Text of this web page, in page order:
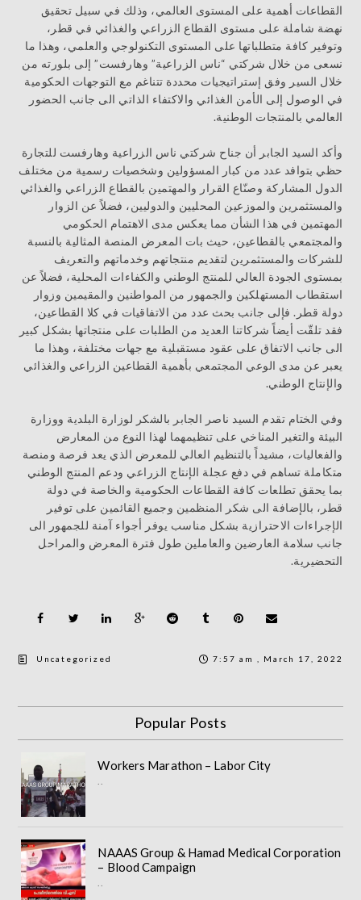
القطاعات أهمية على المستوى العالمي، وذلك في سبيل تحقيق
نهضة شاملة على مستوى القطاع الزراعي والغذائي في قطر،
وتوفير كافة متطلباتها على المستوى التكنولوجي والعلمي، وهذا ما
نسعى من خلال شركتي “ناس الزراعية” وهارفست” إلى بلورته من
خلال السير وفق إستراتيجيات محددة تتناغم مع التوجهات الحكومية
في الوصول إلى الأمن الغذائي والاكتفاء الذاتي الى جانب الحضور
العالمي بالمنتجات الوطنية.
وأكد السيد الجابر أن جناح شركتي ناس الزراعية وهارفست للتجارة
حظي بتوافد عدد من كبار المسؤولين وشخصيات رسمية من مختلف
الدول المشاركة وصنّاع القرار والمهتمين بالقطاع الزراعي والغذائي
والمستثمرين والموزعين المحليين والدوليين، فضلاً عن الزوار
المهتمين في هذا الشأن مما يعكس مدى الاهتمام الحكومي
والمجتمعي بالقطاعين، حيث بات المعرض المنصة المثالية بالنسبة
للشركات والمستثمرين لتقديم منتجاتهم وخدماتهم والتعريف
بمستوى الجودة العالي للمنتج الوطني والكفاءات المحلية، فضلاً عن
استقطاب المستهلكين والجمهور من المواطنين والمقيمين وزوار
دولة قطر. فإلى جانب بحث عدد من الاتفاقيات في كلا القطاعين،
فقد تلقّت أيضاً شركاتنا العديد من الطلبات على منتجاتها بشكل كبير
الى جانب الاتفاق على عقود مستقبلية مع جهات مختلفة، وهذا ما
يعبر عن مدى الوعي المجتمعي بأهمية القطاعين الزراعي والغذائي
والإنتاج الوطني.
وفي الختام تقدم السيد ناصر الجابر بالشكر لوزارة البلدية ووزارة
البيئة والتغير المناخي على تنظيمهما لهذا النوع من المعارض
والفعاليات، مشيداً بالتنظيم العالي للمعرض الذي يعد فرصة ومنصة
متكاملة تساهم في دفع عجلة الإنتاج الزراعي ودعم المنتج الوطني
بما يحقق تطلعات كافة القطاعات الحكومية والخاصة في دولة
قطر، بالإضافة الى شكر المنظمين وجميع القائمين على توفير
الإجراءات الاحترازية بشكل مناسب يوفر أجواء آمنة للجمهور الى
جانب سلامة العارضين والعاملين طول فترة المعرض والمراحل
التحضيرية.
Uncategorized 7:57 am , March 17, 2022
Popular Posts
Workers Marathon – Labor City
NAAAS Group & Hamad Medical Corporation
– Blood Campaign